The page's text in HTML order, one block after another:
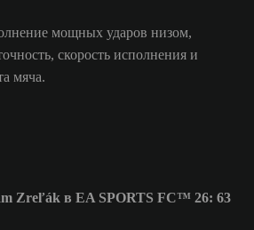
мощных ударов низом,
скорость исполнения и
мяча.
Zreľák в EA SPORTS FC™ 26: 63